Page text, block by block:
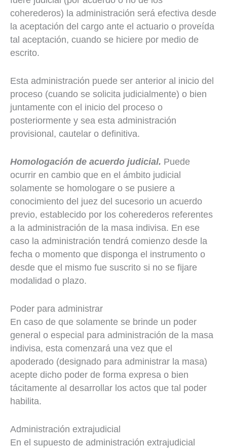
coherederos) la administración será efectiva desde
la aceptación del cargo ante el actuario o proveída
tal aceptación, cuando se hiciere por medio de
escrito.
Esta administración puede ser anterior al inicio del
proceso (cuando se solicita judicialmente) o bien
juntamente con el inicio del proceso o
posteriormente y sea esta administración
provisional, cautelar o definitiva.
Homologación de acuerdo judicial. Puede
ocurrir en cambio que en el ámbito judicial
solamente se homologare o se pusiere a
conocimiento del juez del sucesorio un acuerdo
previo, establecido por los coherederos referentes
a la administración de la masa indivisa. En ese
caso la administración tendrá comienzo desde la
fecha o momento que disponga el instrumento o
desde que el mismo fue suscrito si no se fijare
modalidad o plazo.
Poder para administrar
En caso de que solamente se brinde un poder
general o especial para administración de la masa
indivisa, esta comenzará una vez que el
apoderado (designado para administrar la masa)
acepte dicho poder de forma expresa o bien
tácitamente al desarrollar los actos que tal poder
habilita.
Administración extrajudicial
En el supuesto de administración extrajudicial